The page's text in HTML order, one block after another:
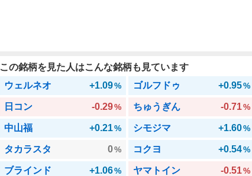
この銘柄を見た人はこんな銘柄も見ています
ウェルネオ
+1.09% ゴルフドゥ +0.95%
日コン -0.29% ちゅうぎん -0.71%
中山福 +0.21% シモジマ +1.60%
タカラスタ 0% コクヨ +0.54%
ブラインド +1.06% ヤマトイン -0.51%